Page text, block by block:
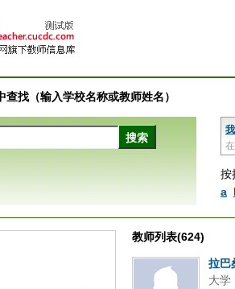
找（输入学校名称或教师姓名）
按
a
教师列表(624)
拉巴
大学